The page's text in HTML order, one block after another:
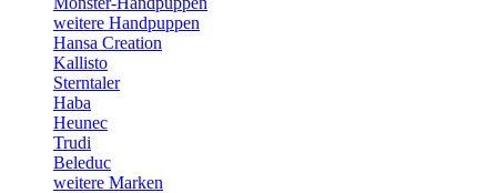
weitere Handpuppen
Hansa Creation
Kallisto
Sterntaler
Haba
Heunec
Trudi
Beleduc
weitere Marken